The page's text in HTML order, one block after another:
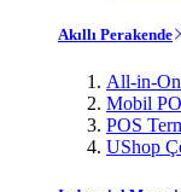
Akıllı Perakende
All-in-
Mobil
POS
UShop